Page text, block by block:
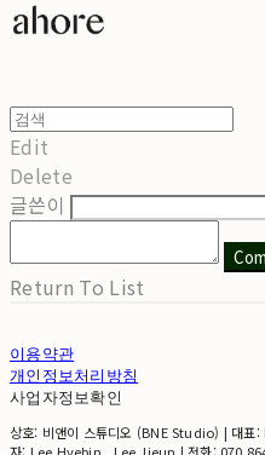
Edit
Delete
글쓴이
Return To List
이용약관
개인정보처리방침
사업자정보확인
상호: 비앤이 스튜디오 (BNE Studio) | 대
자: Lee Hyebin . Lee Jieun | 전화: 070